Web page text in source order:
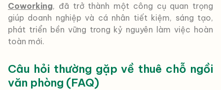
Coworking, đã trở thành một công cụ quan trọng
giúp doanh nghiệp và cá nhân tiết kiệm, sáng tạo,
phát triển bền vững trong kỷ nguyên làm việc hoàn
toàn mới.
Câu hỏi thường gặp về thuê chỗ ngồi
văn phòng (FAQ)